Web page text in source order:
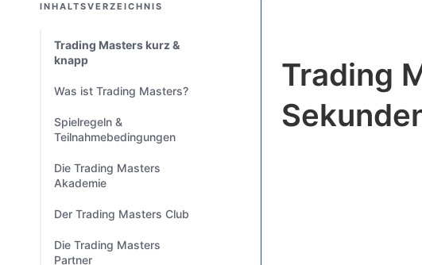
Trading
INHALTSVERZEICHNIS
Trading Masters kurz &
knapp
Was ist Trading Masters?
Spielregeln &
Teilnahmebedingungen
Die Trading Masters
Akademie
Der Trading Masters Club
Die Trading Masters
Partner